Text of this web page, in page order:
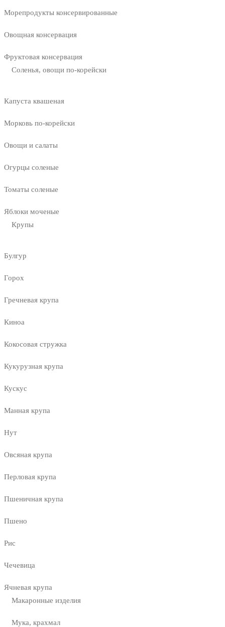
Морепродукты консервированные
Овощная консервация
Фруктовая консервация
Соленья, овощи по-корейски
Капуста квашеная
Морковь по-корейски
Овощи и салаты
Огурцы соленые
Томаты соленые
Яблоки моченые
Крупы
Булгур
Горох
Гречневая крупа
Киноа
Кокосовая стружка
Кукурузная крупа
Кускус
Манная крупа
Нут
Овсяная крупа
Перловая крупа
Пшеничная крупа
Пшено
Рис
Чечевица
Ячневая крупа
Макаронные изделия
Мука, крахмал